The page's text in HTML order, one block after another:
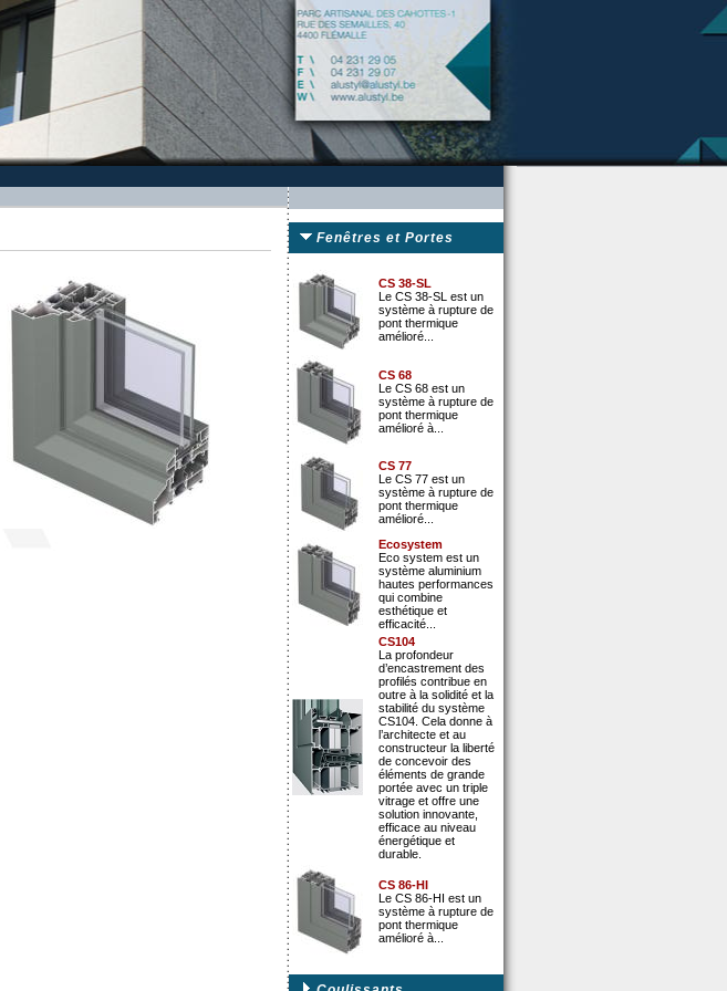
Fenêtres et Portes
CS 38-SL
Le CS 38-SL est un
système à rupture de
pont thermique
amélioré...
CS 68
Le CS 68 est un
système à rupture de
pont thermique
amélioré à...
CS 77
Le CS 77 est un
système à rupture de
pont thermique
amélioré...
Ecosystem
Eco system est un
système aluminium
hautes performances
qui combine
esthétique et
efficacité...
CS104
La profondeur
d’encastrement des
profilés contribue en
outre à la solidité et la
stabilité du système
CS104. Cela donne à
l’architecte et au
constructeur la liberté
de concevoir des
éléments de grande
portée avec un triple
vitrage et offre une
solution innovante,
efficace au niveau
énergétique et
durable.
CS 86-HI
Le CS 86-HI est un
système à rupture de
pont thermique
amélioré à...